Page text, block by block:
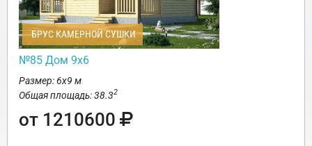
БРУС КАМЕРНОЙ СУШКИ
№85 Дом 9х6
Размер: 6х9 м
Общая площадь: 38.32
от 1210600